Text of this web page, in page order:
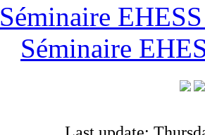
Séminaire
Séminaire